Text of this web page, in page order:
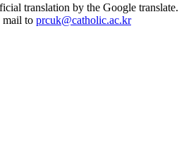
translation by the Google translate.
mail to prcuk@catholic.ac.kr